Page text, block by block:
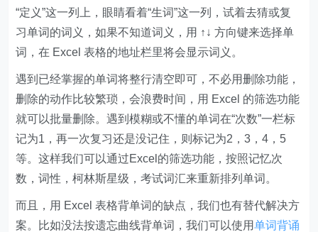
词，在 Excel 表格的地址栏里将会显示词义。
遇到已经掌握的单词将整行清空即可，不必用删除功能，
删除的动作比较繁琐，会浪费时间，用 Excel 的筛选功能
就可以批量删除。遇到模糊或不懂的单词在“次数”一栏标
记为1，再一次复习还是没记住，则标记为2，3，4，5
等。这样我们可以通过Excel的筛选功能，按照记忆次
数，词性，柯林斯星级，考试词汇来重新排列单词。
而且，用 Excel 表格背单词的缺点，我们也有替代解决方
案。比如没法按遗忘曲线背单词，我们可以使用单词背诵
计划时间表生成器来解决，21天突破3000词，按每100个
单词一个 List 即可。又比如单词没法发音，我们只需要打